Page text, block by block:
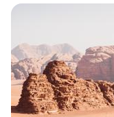
средства, одежду,
где их купить.